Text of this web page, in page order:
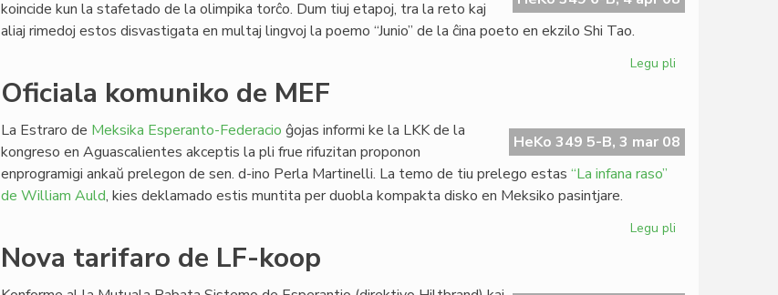
koincide kun la stafetado de la olimpika torĉo. Dum tiuj etapoj, tra la reto kaj
aliaj rimedoj estos disvastigata en multaj lingvoj la poemo “Junio” de la ĉina poeto en ekzilo Shi Tao.
Legu pli
en
Ĉinio
Oficiala komuniko de MEF
HeKo 349 5-B, 3 mar 08
La Estraro de Meksika Esperanto-Federacio ĝojas informi ke la LKK de la
kongreso en Aguascalientes akceptis la pli frue rifuzitan proponon
enprogramigi ankaŭ prelegon de sen. d-ino Perla Martinelli. La temo de tiu prelego estas “La infana raso”
de William Auld, kies deklamado estis muntita per duobla kompakta disko en Meksiko pasintjare.
Legu pli
Nova tarifaro de LF-koop